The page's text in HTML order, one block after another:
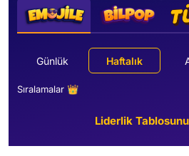
Günlük Haftalık
Sıralamalar 👑
Liderlik